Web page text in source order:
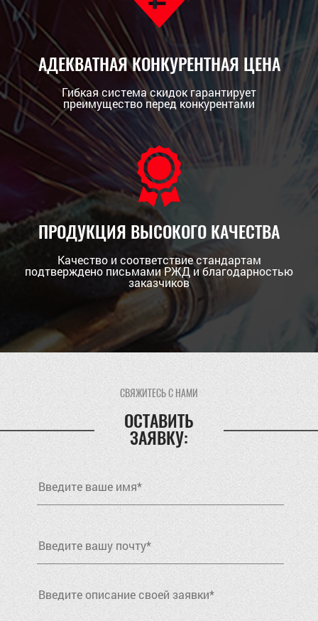
АДЕКВАТНАЯ КОНКУРЕНТНАЯ ЦЕНА
Гибкая система скидок гарантирует
преимущество перед конкурентами
ПРОДУКЦИЯ ВЫСОКОГО КАЧЕСТВА
Качество и соответствие стандартам
подтверждено письмами РЖД и благодарностью
заказчиков
СВЯЖИТЕСЬ С НАМИ
ОСТАВИТЬ
ЗАЯВКУ: